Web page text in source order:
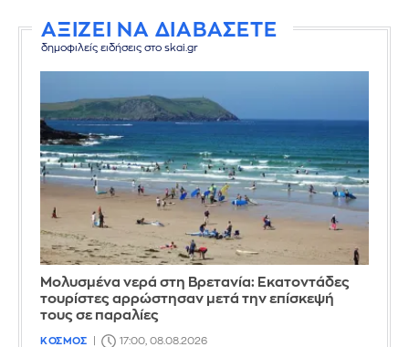
ΑΞΙΖΕΙ ΝΑ ΔΙΑΒΑΣΕΤΕ
δημοφιλείς ειδήσεις στο skai.gr
Μολυσμένα νερά στη Βρετανία: Εκατοντάδες
τουρίστες αρρώστησαν μετά την επίσκεψή
τους σε παραλίες
ΚΟΣΜΟΣ 17:00, 08.08.2026